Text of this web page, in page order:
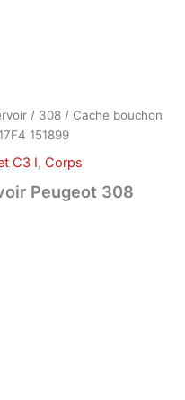
/ 308 / Cache bouchon
151899
C3 I, Corps
Peugeot 308